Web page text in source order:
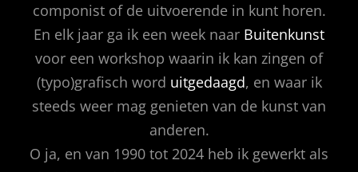
componist of de uitvoerende in kunt horen.
En elk jaar ga ik een week naar Buitenkunst
voor een workshop waarin ik kan zingen of
(typo)grafisch word uitgedaagd, en waar ik
steeds weer mag genieten van de kunst van
anderen.
O ja, en van 1990 tot 2024 heb ik gewerkt als